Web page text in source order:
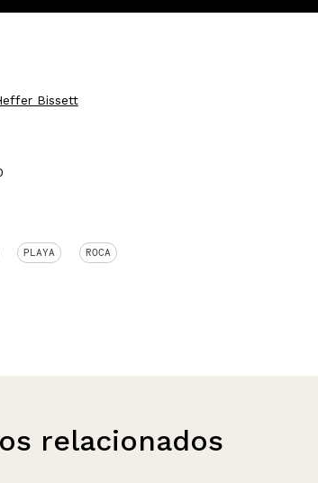
Bissett
PLAYA ROCA
relacionados